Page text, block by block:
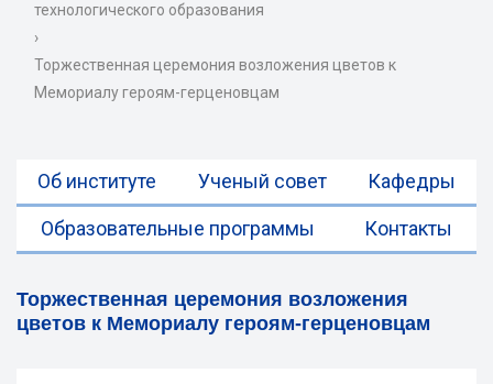
технологического образования
›
Торжественная церемония возложения цветов к
Мемориалу героям-герценовцам
Об институте Ученый совет Кафедры
Образовательные программы Контакты
Торжественная церемония возложения
цветов к Мемориалу героям-герценовцам